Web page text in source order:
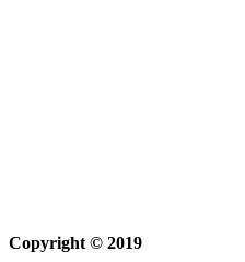
Copyright © 2019